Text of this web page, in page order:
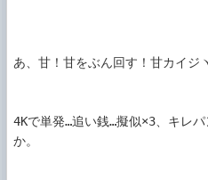
あ、甘！甘をぶん回す！甘カイジ
4Kで単発…追い銭…擬似×3、キレ
か。